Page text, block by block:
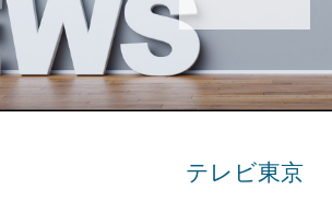
テレビ東京
お知らせ
採用情報